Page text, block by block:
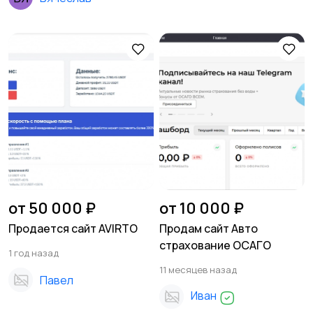
от 50 000 ₽
Продается сайт AVIRTO
1 год назад
Павел
от 10 000 ₽
Продам сайт Авто
страхование ОСАГО
11 месяцев назад
Иван